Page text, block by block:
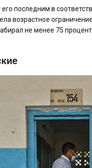
последним в
возрастное
не менее 75